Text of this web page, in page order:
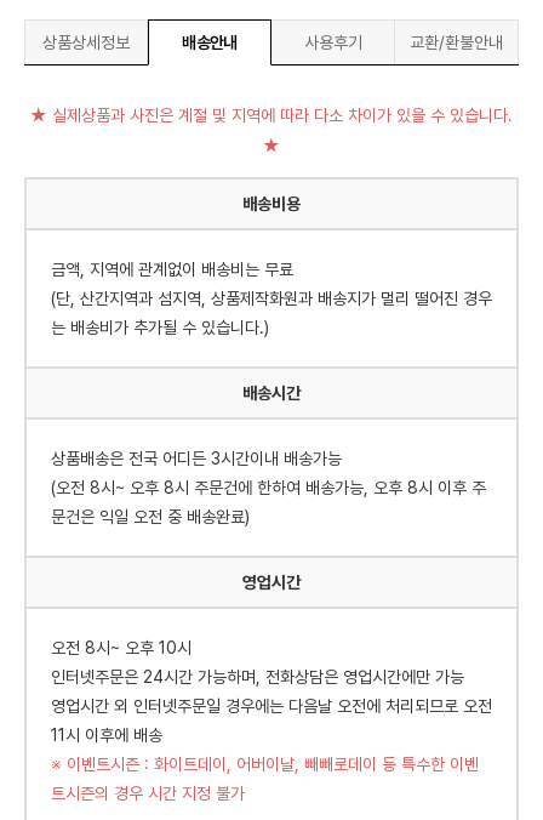
상품상세정보 배송안내 사용후기 교환/환불안내
★ 실제상품과 사진은 계절 및 지역에 따라 다소 차이가 있을 수 있습니다.
★
배송비용
금액, 지역에 관계없이 배송비는 무료
(단, 산간지역과 섬지역, 상품제작화원과 배송지가 멀리 떨어진 경우
는 배송비가 추가될 수 있습니다.)
배송시간
상품배송은 전국 어디든 3시간이내 배송가능
(오전 8시~ 오후 8시 주문건에 한하여 배송가능, 오후 8시 이후 주
문건은 익일 오전 중 배송완료)
영업시간
오전 8시~ 오후 10시
인터넷주문은 24시간 가능하며, 전화상담은 영업시간에만 가능
영업시간 외 인터넷주문일 경우에는 다음날 오전에 처리되므로 오전
11시 이후에 배송
※ 이벤트시즌 : 화이트데이, 어버이날, 빼빼로데이 등 특수한 이벤
트시즌의 경우 시간 지정 불가